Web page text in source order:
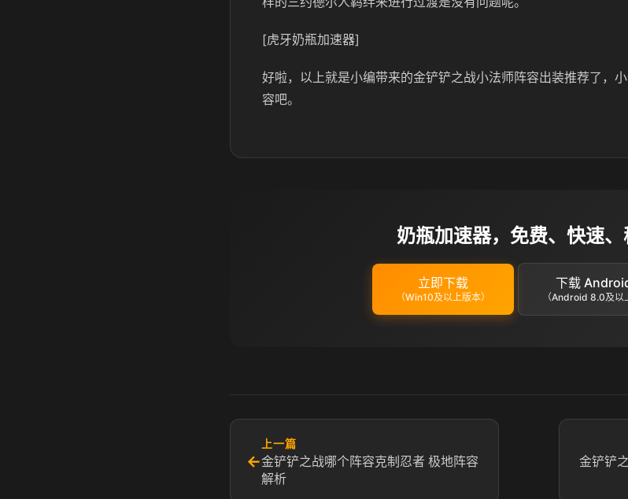
[虎牙奶瓶加速器]
好啦，以上就是小编带来的金铲铲之战小法师阵容出装推荐了，
容吧。
奶瓶加速器，免费、快速
立即下载
（Win10及以上版本）
下载
（Android 8.0及以
←
上一篇
金铲铲之战哪个阵容克制忍者 极地阵容
解析
金铲铲